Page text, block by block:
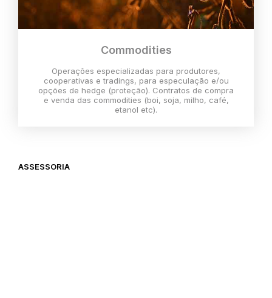
Commodities
Operações especializadas para produtores,
cooperativas e tradings, para especulação e/ou
opções de hedge (proteção). Contratos de compra
e venda das commodities (boi, soja, milho, café,
etanol etc).
ASSESSORIA